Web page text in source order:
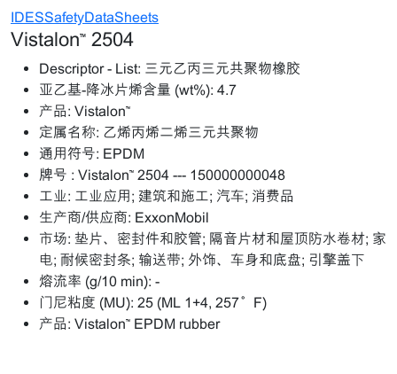
IDESSafetyDataSheets
Vistalon™ 2504
Descriptor - List: 三元乙丙三元共聚物橡胶
亚乙基-降冰片烯含量 (wt%): 4.7
产品: Vistalon™
定属名称: 乙烯丙烯二烯三元共聚物
通用符号: EPDM
牌号 : Vistalon™ 2504 --- 150000000048
工业: 工业应用; 建筑和施工; 汽车; 消费品
生产商/供应商: ExxonMobil
市场: 垫片、密封件和胶管; 隔音片材和屋顶防水卷材; 家
电; 耐候密封条; 输送带; 外饰、车身和底盘; 引擎盖下
熔流率 (g/10 min): -
门尼粘度 (MU): 25 (ML 1+4, 257°F)
产品: Vistalon™ EPDM rubber